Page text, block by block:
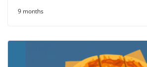
9 months